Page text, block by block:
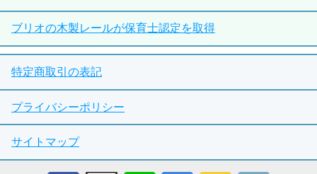
ブリオの木製レールが保育士認定を取得
特定商取引の表記
プライバシーポリシー
サイトマップ